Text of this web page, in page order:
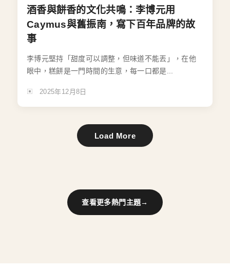
酒香與餅香的文化共鳴：李博元用
Caymus與舊振南，寫下百年品牌的故
事
李博元堅持「甜度可以調整，但味道不能丟」，在他
眼中，糕餅是一門時間的生意，每一口都是...
2025年12月8日
Load More
查看更多熱門主題→